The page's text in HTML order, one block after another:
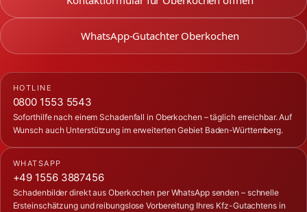
WhatsApp-Gutachter Oberkochen
HOTLINE
0800 1553 5543
Soforthilfe nach einem Schadenfall in Oberkochen – täglich erreichbar. Auf
Wunsch auch Unterstützung im erweiterten Gebiet Baden-Württemberg.
WHATSAPP
+49 1556 3887456
Schadenbilder direkt aus Oberkochen per WhatsApp senden – schnelle
Ersteinschätzung und reibungslose Vorbereitung Ihres Kfz-Gutachtens in